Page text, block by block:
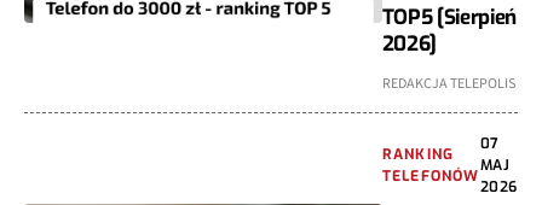
TOP5 [Sierpień
2026]
REDAKCJA TELEPOLIS
RANKING
TELEFONÓW
07
MAJ
2026